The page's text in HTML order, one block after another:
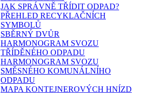
JAK SPRÁVNĚ TŘÍDIT ODPAD?
PŘEHLED RECYKLAČNÍCH
SYMBOLŮ
SBĚRNÝ DVŮR
HARMONOGRAM SVOZU
TŘÍDĚNÉHO ODPADU
HARMONOGRAM SVOZU
SMĚSNÉHO KOMUNÁLNÍHO
ODPADU
MAPA KONTEJNEROVÝCH HNÍZD